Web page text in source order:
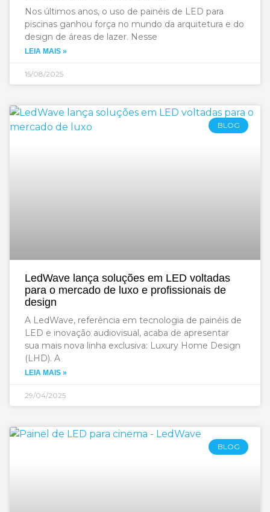
Nos últimos anos, o uso de painéis de LED para
piscinas ganhou força no mundo da arquitetura e do
design de áreas de lazer. Nesse
LEIA MAIS »
15/08/2025
BLOG
LedWave lança soluções em LED voltadas
para o mercado de luxo e profissionais de
design
A LedWave, referência em tecnologia de painéis de
LED e inovação audiovisual, acaba de apresentar
sua mais nova linha exclusiva: Luxury Home Design
(LHD). A
LEIA MAIS »
29/04/2025
BLOG